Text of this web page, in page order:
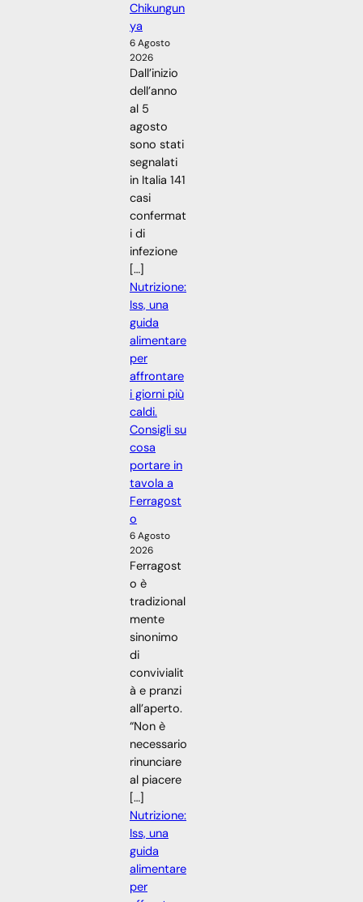
Chikungun
ya
6 Agosto
2026
Dall’inizio
dell’anno
al 5
agosto
sono stati
segnalati
in Italia 141
casi
confermat
i di
infezione
[…]
Nutrizione:
Iss, una
guida
alimentare
per
affrontare
i giorni più
caldi.
Consigli su
cosa
portare in
tavola a
Ferragost
o
6 Agosto
2026
Ferragost
o è
tradizional
mente
sinonimo
di
convivialit
à e pranzi
all’aperto.
“Non è
necessario
rinunciare
al piacere
[…]
Nutrizione:
Iss, una
guida
alimentare
per